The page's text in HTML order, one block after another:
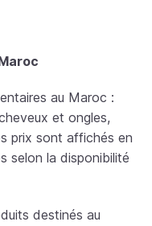
au Maroc :
et ongles,
prix sont affichés en
selon la disponibilité
destinés au